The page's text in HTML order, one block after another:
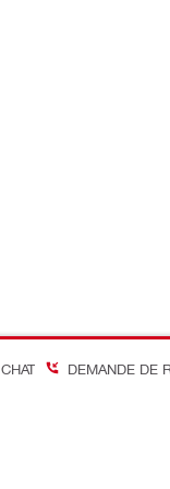
CHAT DEMANDE DE